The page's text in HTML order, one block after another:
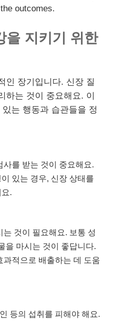
outcomes.
을 지키기 위한
인 장기입니다. 신장 질
하는 것이 중요해요. 이
는 행동과 습관들을 정
를 받는 것이 중요해요.
있는 경우, 신장 상태를
.
것이 필요해요. 보통 성
을 마시는 것이 좋답니다.
과적으로 배출하는 데 도움
등의 섭취를 피해야 해요.